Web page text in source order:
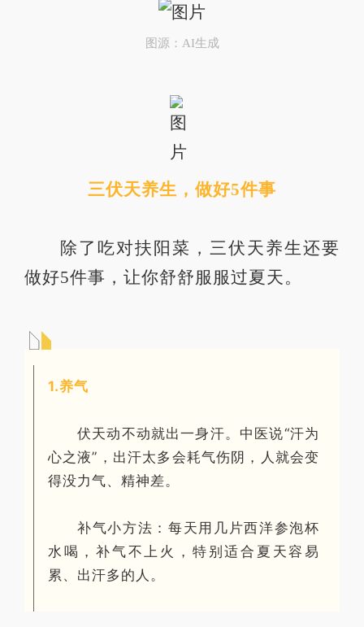
图源：AI生成
三伏天养生，做好5件事
除了吃对扶阳菜，三伏天养生还要
做好5件事，让你舒舒服服过夏天。
1.养气
伏天动不动就出一身汗。中医说“汗为
心之液”，出汗太多会耗气伤阴，人就会变
得没力气、精神差。
补气小方法：每天用几片西洋参泡杯
水喝，补气不上火，特别适合夏天容易
累、出汗多的人。